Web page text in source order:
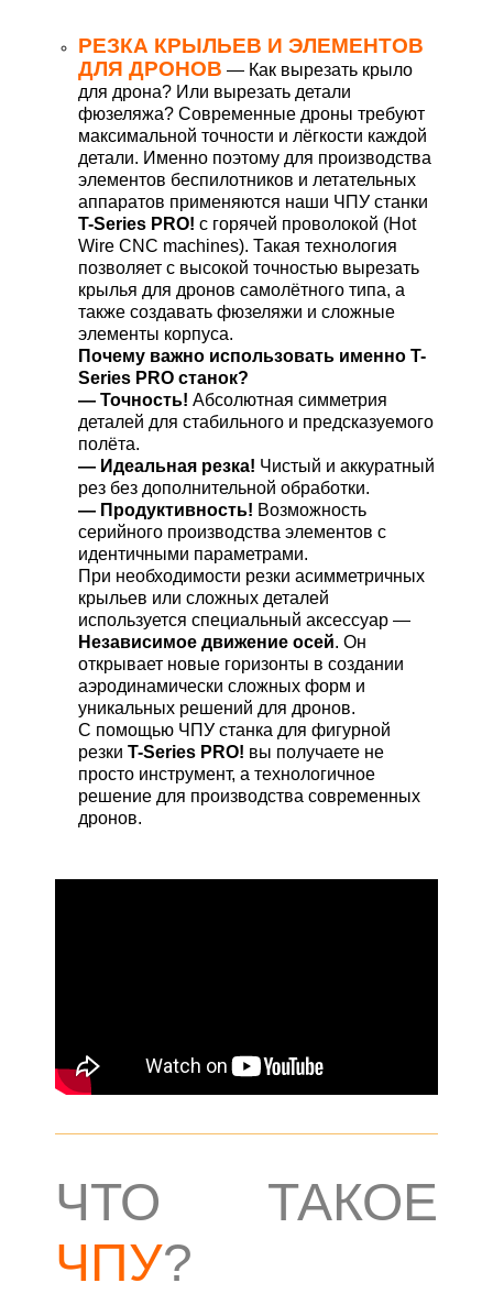
РЕЗКА КРЫЛЬЕВ И ЭЛЕМЕНТОВ
ДЛЯ ДРОНОВ — Как вырезать крыло
для дрона? Или вырезать детали
фюзеляжа? Современные дроны требуют
максимальной точности и лёгкости каждой
детали. Именно поэтому для производства
элементов беспилотников и летательных
аппаратов применяются наши ЧПУ станки
T-Series PRO! с горячей проволокой (Hot
Wire CNC machines). Такая технология
позволяет с высокой точностью вырезать
крылья для дронов самолётного типа, а
также создавать фюзеляжи и сложные
элементы корпуса.
Почему важно использовать именно T-
Series PRO станок?
— Точность! Абсолютная симметрия
деталей для стабильного и предсказуемого
полёта.
— Идеальная резка! Чистый и аккуратный
рез без дополнительной обработки.
— Продуктивность! Возможность
серийного производства элементов с
идентичными параметрами.
При необходимости резки асимметричных
крыльев или сложных деталей
используется специальный аксессуар —
Независимое движение осей. Он
открывает новые горизонты в создании
аэродинамически сложных форм и
уникальных решений для дронов.
С помощью ЧПУ станка для фигурной
резки T-Series PRO! вы получаете не
просто инструмент, а технологичное
решение для производства современных
дронов.
ЧТО ТАКОЕ
ЧПУ?